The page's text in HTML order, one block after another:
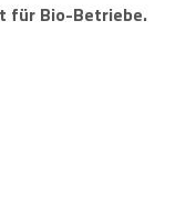
für Bio-Betriebe.